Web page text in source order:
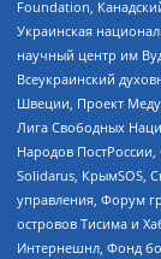
Foundation,
Украинская
научный центр им
Всеукраинский
Швеции, Проект
Лига Свободных
Народов
Solidarus, КрымSOS,
управления, Форум
островов Тисима и
Интернешнл, Фонд